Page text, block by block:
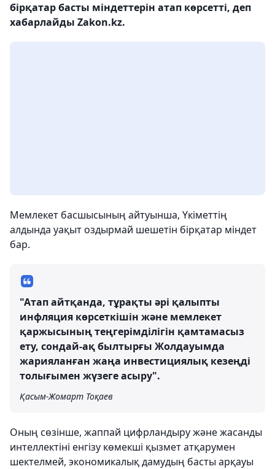
бірқатар басты міндеттерін атап көрсетті, деп
хабарлайды Zakon.kz.
Мемлекет басшысының айтуынша, Үкіметтің
алдында уақыт оздырмай шешетін бірқатар міндет
бар.
"Атап айтқанда, тұрақты әрі қалыпты
инфляция көрсеткішін және мемлекет
қаржысының теңгерімділігін қамтамасыз
ету, сондай-ақ былтырғы Жолдауымда
жарияланған жаңа инвестициялық кезеңді
толығымен жүзеге асыру".
Қасым-Жомарт Тоқаев
Оның сөзінше, жаппай цифрландыру және жасанды
интеллектіні енгізу көмекші қызмет атқарумен
шектелмей, экономикалық дамудың басты арқауы